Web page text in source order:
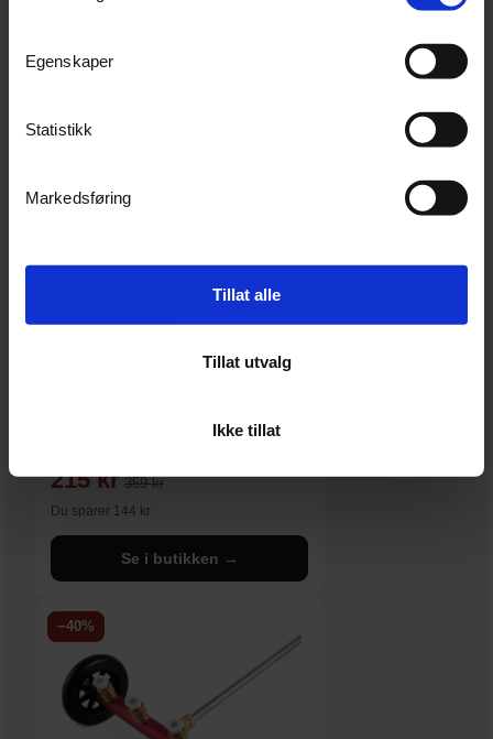
Egenskaper
Statistikk
Markedsføring
Tillat alle
Tillat utvalg
Ikke tillat
215 kr 359 kr
Du sparer 144 kr
Se i butikken →
−40%